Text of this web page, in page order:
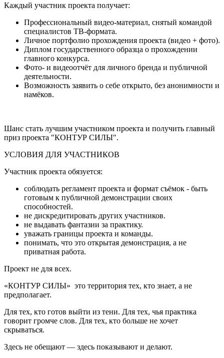
Каждый участник проекта получает:
Профессиональный видео-материал, снятый командой
специалистов ТВ-формата.
Личное портфолио прохождения проекта (видео + фото).
Диплом государственного образца о прохождении
главного конкурса.
Фото- и видеоотчёт для личного бренда и публичной
деятельности.
Возможность заявить о себе открыто, без анонимности и
намёков.
Шанс стать лучшим участником проекта и получить главный
приз проекта "КОНТУР СИЛЫ".
УСЛОВИЯ ДЛЯ УЧАСТНИКОВ
️Участник проекта обязуется:
соблюдать регламент проекта и формат съёмок - быть
готовым к публичной демонстрации своих
способностей.
не дискредитировать других участников.
не выдавать фантазии за практику.
уважать границы проекта и команды.
понимать, что это открытая демонстрация, а не
приватная работа.
Проект не для всех.
«КОНТУР СИЛЫ» это территория тех, кто знает, а не
предполагает.
Для тех, кто готов выйти из тени. Для тех, чья практика
говорит громче слов. Для тех, кто больше не хочет
скрываться.
Здесь не обещают — здесь показывают и делают.